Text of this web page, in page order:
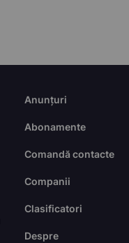
Anunțuri
Abonamente
Comandă contacte
Companii
Clasificatori
Despre